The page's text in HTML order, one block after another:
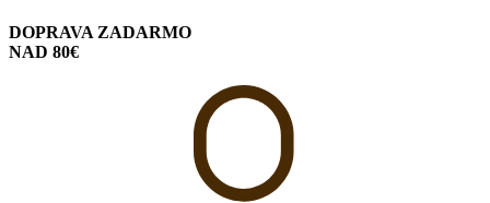
DOPRAVA ZADARMO
NAD 80€